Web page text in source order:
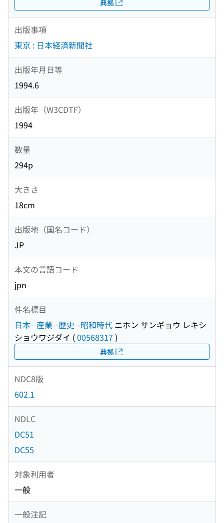
典拠
出版事項
東京 : 日本経済新聞社
出版年月日等
1994.6
出版年（W3CDTF）
1994
数量
294p
大きさ
18cm
出版地（国名コード）
JP
本文の言語コード
jpn
件名標目
日本--産業--歴史--昭和時代 ニホン サンギョウ レキシ
ショウワジダイ (00568317 )
典拠
NDC8版
602.1
NDLC
DC51
DC55
対象利用者
一般
一般注記